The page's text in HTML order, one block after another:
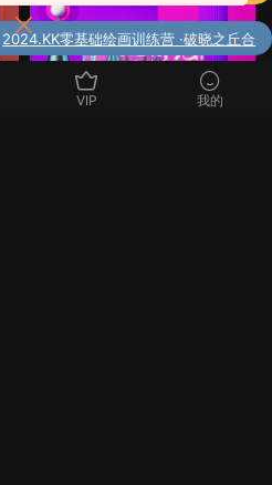
VIP 我的
畫質帶素材）
2024.KK零基础绘画训练营 ·破晓之丘合
集
C4D产品表现第三期2024商业进阶（高清